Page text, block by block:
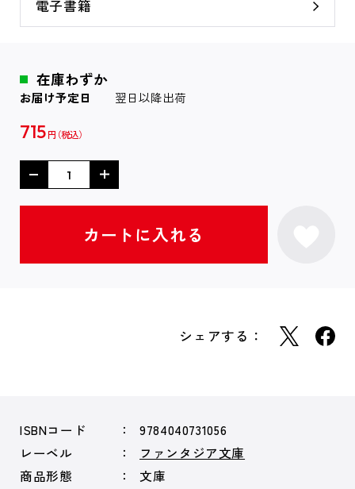
電子書籍
在庫わずか
お届け予定日 翌日以降出荷
715 円
シェアする：
ISBNコード
9784040731056
レーベル
ファンタジア文庫
商品形態
文庫